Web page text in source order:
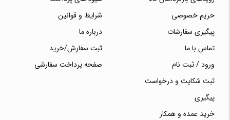
حریم خصوصی
پیگیری سفارشات
تماس با ما
ورود / ثبت نام
ثبت شکایت و درخواست
پیگیری
خرید عمده و همکار
شرایط و قوانین
درباره ما
ثبت سفارش/خرید
صفحه پرداخت سفارشی